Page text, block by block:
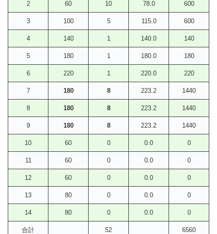
2 60 10 78.0 600
3 100 5 115.0 600
4 140 1 140.0 140
5 180 1 180.0 180
6 220 1 220.0 220
7 180 8 223.2 1440
8 180 8 223.2 1440
9 180 8 223.2 1440
10 60 0 0.0 0
11 60 0 0.0 0
12 60 0 0.0 0
13 80 0 0.0 0
14 80 0 0.0 0
合計 52 6560